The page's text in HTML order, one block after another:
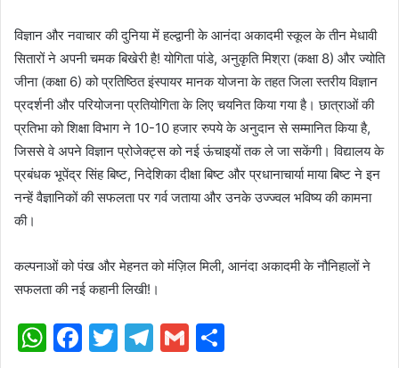
विज्ञान और नवाचार की दुनिया में हल्द्वानी के आनंदा अकादमी स्कूल के तीन मेधावी
सितारों ने अपनी चमक बिखेरी है! योगिता पांडे, अनुकृति मिश्रा (कक्षा 8) और ज्योति
जीना (कक्षा 6) को प्रतिष्ठित इंस्पायर मानक योजना के तहत जिला स्तरीय विज्ञान
प्रदर्शनी और परियोजना प्रतियोगिता के लिए चयनित किया गया है।‌ छात्राओं की
प्रतिभा को शिक्षा विभाग ने 10-10 हजार रुपये के अनुदान से सम्मानित किया है,
जिससे वे अपने विज्ञान प्रोजेक्ट्स को नई ऊंचाइयों तक ले जा सकेंगी। विद्यालय के
प्रबंधक भूपेंद्र सिंह बिष्ट, निदेशिका दीक्षा बिष्ट और प्रधानाचार्या माया बिष्ट ने इन
नन्हें वैज्ञानिकों की सफलता पर गर्व जताया और उनके उज्ज्वल भविष्य की कामना
की।
कल्पनाओं को पंख और मेहनत को मंज़िल मिली, आनंदा अकादमी के नौनिहालों ने
सफलता की नई कहानी लिखी!।
WhatsApp
Facebook
Twitter
Telegram
Gmail